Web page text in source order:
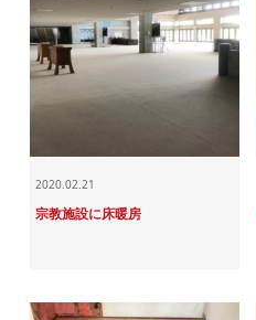
2020.02.21
宗教施設に床暖房